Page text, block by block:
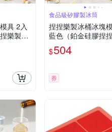
具 2入
樂製冰
模具）
食品級矽膠製冰筒
捏捏樂製冰桶冰塊
藍色（鉑金硅膠捏
桶 一捏輕鬆脫模冰
$504
券